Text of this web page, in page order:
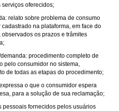
oferecidos;
relato sobre problema de consumo
na plataforma, em face do
os prazos e trâmites
procedimento completo de
pelo consumidor no sistema,
de todas as etapas do procedimento;
o que o consumidor espera
para a solução de sua reclamação;
pessoais fornecidos pelos usuários